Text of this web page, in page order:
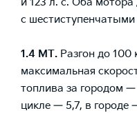
с
1.4 МТ. Разгон до 100
максимальная
топлива за городом
цикле — 5,7, в городе